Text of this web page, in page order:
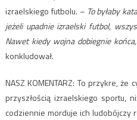
izraelskiego futbolu. – To byłaby
jeżeli upadnie izraelski futbol,
Nawet kiedy wojna dobiegnie
konkludował.
NASZ KOMENTARZ: To przykre,
przyszłością izraelskiego sportu,
codziennie morduje ich ludobójczy